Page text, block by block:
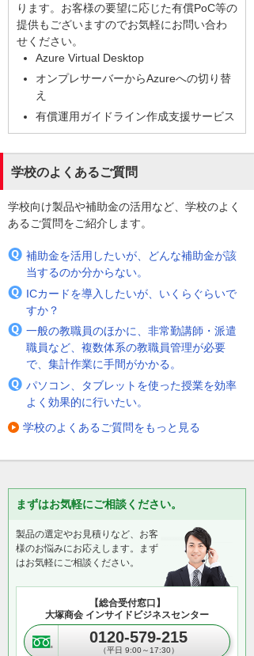
ります。お客様の要望に応じた有償PoC等の
提供もございますのでお気軽にお問い合わ
せください。
Azure Virtual Desktop
オンプレサーバーからAzureへの切り替
え
有償運用ガイドライン作成支援サービス
学校のよくあるご質問
学校向け製品や補助金の活用など、学校のよく
あるご質問をご紹介します。
補助金を活用したいが、どんな補助金が該
当するのか分からない。
ICカードを導入したいが、いくらぐらいで
すか？
一般の教職員のほかに、非常勤講師・派遣
職員など、複数体系の教職員管理が必要
で、集計作業に手間がかかる。
パソコン、タブレットを使った授業を効率
よく効果的に行いたい。
学校のよくあるご質問をもっと見る
まずはお気軽にご相談ください。
製品の選定やお見積りなど、お客
様のお悩みにお応えします。まず
はお気軽にご相談ください。
【総合受付窓口】
大塚商会 インサイドビジネスセンター
0120-579-215
（平日 9:00～17:30）